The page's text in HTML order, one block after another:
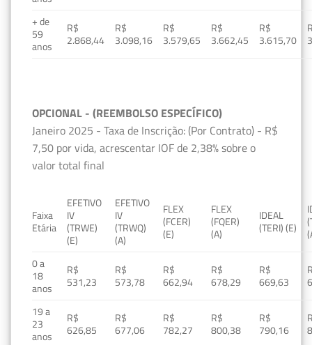
+ de
59
anos
R$
2.868,44
R$
3.098,16
R$
3.579,65
R$
3.662,45
R$
3.615,70
OPCIONAL - (REEMBOLSO ESPECÍFICO)
Janeiro 2025 - Taxa de Inscrição: (Por Contrato) - R$
7,50 por vida, acrescentar IOF de 2,38% sobre o
valor total final
Faixa
Etária
EFETIVO
IV
(TRWE)
(E)
EFETIVO
IV
(TRWQ)
(A)
FLEX
(FCER)
(E)
FLEX
(FQER)
(A)
IDEAL
(TERI) (E)
0 a
18
anos
R$
531,23
R$
573,78
R$
662,94
R$
678,29
R$
669,63
19 a
23
anos
R$
626,85
R$
677,06
R$
782,27
R$
800,38
R$
790,16